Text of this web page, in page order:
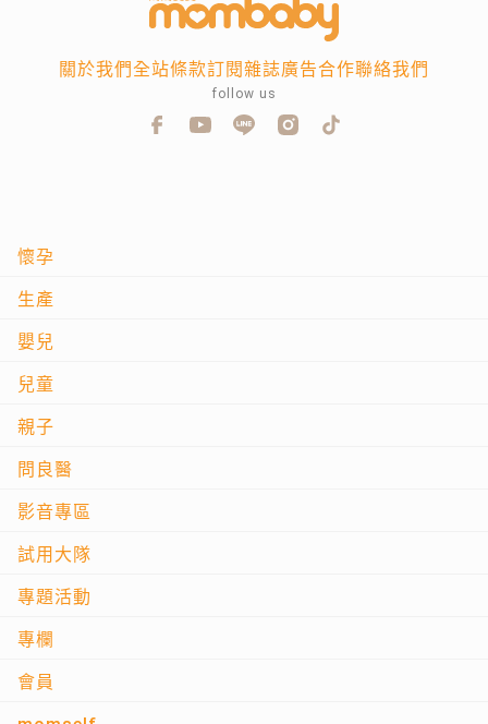
懷孕
生產
嬰兒
兒童
親子
問良醫
影音專區
試用大隊
專題活動
專欄
會員
關於我們全站條款訂閱雜誌廣告合作聯絡我們
follow us